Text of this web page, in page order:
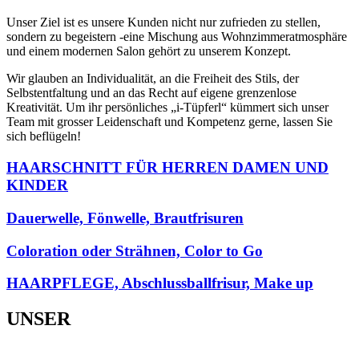
Unser Ziel ist es unsere Kunden nicht nur zufrieden zu stellen,
sondern zu begeistern -eine Mischung aus Wohnzimmeratmosphäre
und einem modernen Salon gehört zu unserem Konzept.
Wir glauben an Individualität, an die Freiheit des Stils, der
Selbstentfaltung und an das Recht auf eigene grenzenlose
Kreativität. Um ihr persönliches „i-Tüpferl“ kümmert sich unser
Team mit grosser Leidenschaft und Kompetenz gerne, lassen Sie
sich beflügeln!
HAARSCHNITT FÜR HERREN DAMEN UND
KINDER
Dauerwelle, Fönwelle, Brautfrisuren
Coloration oder Strähnen, Color to Go
HAARPFLEGE, Abschlussballfrisur, Make up
UNSER